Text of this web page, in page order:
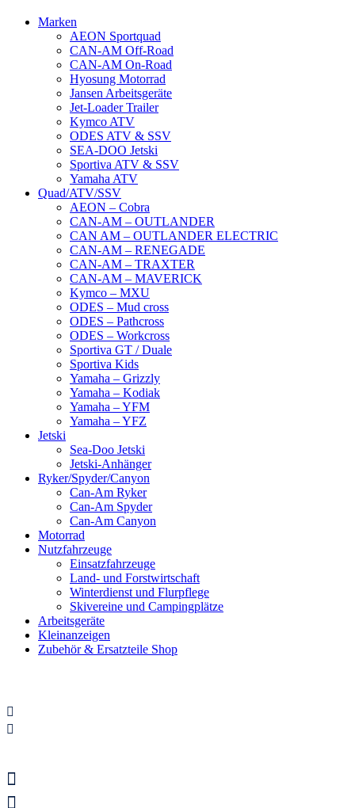
Marken
AEON Sportquad
CAN-AM Off-Road
CAN-AM On-Road
Hyosung Motorrad
Jansen Arbeitsgeräte
Jet-Loader Trailer
Kymco ATV
ODES ATV & SSV
SEA-DOO Jetski
Sportiva ATV & SSV
Yamaha ATV
Quad/ATV/SSV
AEON – Cobra
CAN-AM – OUTLANDER
CAN AM – OUTLANDER ELECTRIC
CAN-AM – RENEGADE
CAN-AM – TRAXTER
CAN-AM – MAVERICK
Kymco – MXU
ODES – Mud cross
ODES – Pathcross
ODES – Workcross
Sportiva GT / Duale
Sportiva Kids
Yamaha – Grizzly
Yamaha – Kodiak
Yamaha – YFM
Yamaha – YFZ
Jetski
Sea-Doo Jetski
Jetski-Anhänger
Ryker/Spyder/Canyon
Can-Am Ryker
Can-Am Spyder
Can-Am Canyon
Motorrad
Nutzfahrzeuge
Einsatzfahrzeuge
Land- und Forstwirtschaft
Winterdienst und Flurpflege
Skivereine und Campingplätze
Arbeitsgeräte
Kleinanzeigen
Zubehör & Ersatzteile Shop